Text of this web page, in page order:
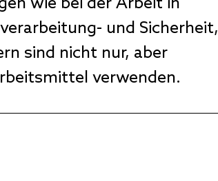
wie bei der Arbeit in
und Sicherheit,
sind nicht nur, aber
verwenden.